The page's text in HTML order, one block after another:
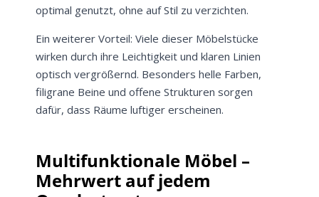
optimal genutzt, ohne auf Stil zu verzichten.
Ein weiterer Vorteil: Viele dieser Möbelstücke
wirken durch ihre Leichtigkeit und klaren Linien
optisch vergrößernd. Besonders helle Farben,
filigrane Beine und offene Strukturen sorgen
dafür, dass Räume luftiger erscheinen.
Multifunktionale Möbel –
Mehrwert auf jedem